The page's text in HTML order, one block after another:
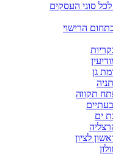
לכל סוגי העסקים
הרישוי
גן
תקווה
ים
לציון